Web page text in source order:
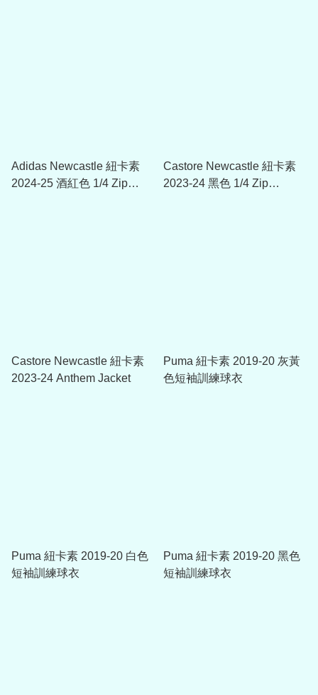
Adidas Newcastle 紐卡素
2024-25 酒紅色 1/4 Zip
Castore Newcastle 紐卡素
2023-24 黑色 1/4 Zip
Castore Newcastle 紐卡素
2023-24 Anthem Jacket
Puma 紐卡素 2019-20 灰黃
色短袖訓練球衣
Puma 紐卡素 2019-20 白色
短袖訓練球衣
Puma 紐卡素 2019-20 黑色
短袖訓練球衣